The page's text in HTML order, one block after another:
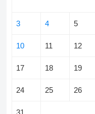
3 4 5
10 11 12
17 18 19
24 25 26
31